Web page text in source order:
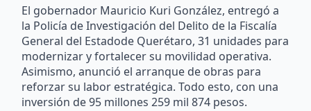
El gobernador Mauricio Kuri González, entregó a
la Policía de Investigación del Delito de la Fiscalía
General del Estadode Querétaro, 31 unidades para
modernizar y fortalecer su movilidad operativa.
Asimismo, anunció el arranque de obras para
reforzar su labor estratégica. Todo esto, con una
inversión de 95 millones 259 mil 874 pesos.